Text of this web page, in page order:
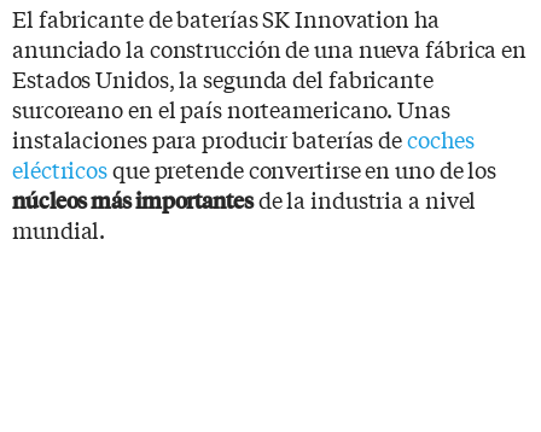
El fabricante de baterías SK Innovation ha
anunciado la construcción de una nueva fábrica en
Estados Unidos, la segunda del fabricante
surcoreano en el país norteamericano. Unas
instalaciones para producir baterías decoches
eléctricosque pretende convertirse en uno de los
núcleos más importantesde la industria a nivel
mundial.